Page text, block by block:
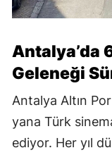
Antalya’da
Geleneği
Antalya Altın
yana Türk
ediyor. Her yıl